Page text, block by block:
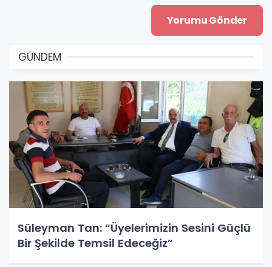
GÜNDEM
Süleyman Tan: “Üyelerimizin Sesini Güçlü
Bir Şekilde Temsil Edeceğiz”